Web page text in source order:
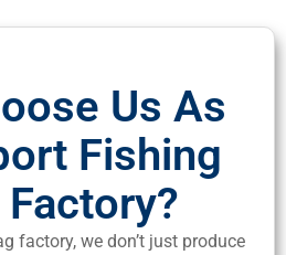
Us As
Fishing
factory, we don’t just produce